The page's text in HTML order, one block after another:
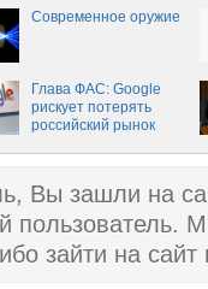
подписей
Современное оружие
Глава ФАС: Google
рискует потерять
российский рынок
Вы зашли на
зайти на